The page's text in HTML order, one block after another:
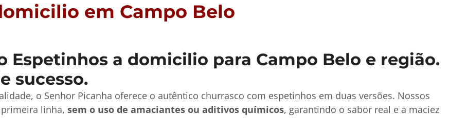
em Campo Belo
Espetinhos a domicilio para Campo Belo e região.
sucesso.
o Senhor Picanha oferece o autêntico churrasco com espetinhos em duas versões. Nossos
linha, sem o uso de amaciantes ou aditivos químicos, garantindo o sabor real e a maciez